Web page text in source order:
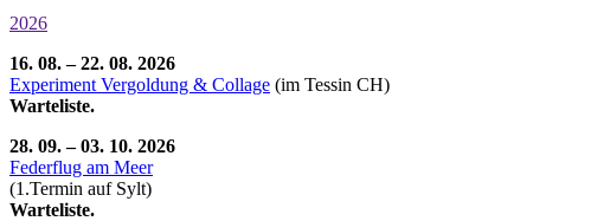
2026
16. 08. – 22. 08. 2026
Experiment Vergoldung & Collage (im Tessin CH)
Warteliste.
28. 09. – 03. 10. 2026
Federflug am Meer
(1.Termin auf Sylt)
Warteliste.